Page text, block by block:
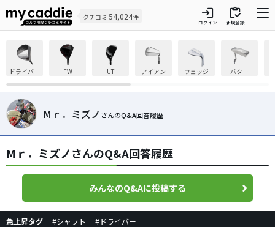
クチコミ 54,024件 login
ログイン
inventory
新規登録
ドライバー FW UT アイアン ウェッジ パター
Mｒ．ミズノ さんのQ&A回答履歴
Mｒ．ミズノさんのQ&A回答履歴
みんなのQ&Aに投稿する
急上昇タグ #シャフト #ドライバー